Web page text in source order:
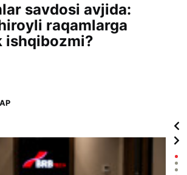
savdosi avjida:
raqamlarga
ishqibozmi?